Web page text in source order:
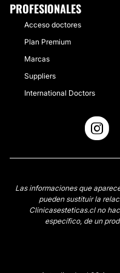
PROFESIONALES
Acceso doctores
Plan Premium
Marcas
Suppliers
International Doctors
Las informaciones que
pueden sustituir la
Clinicasesteticas.cl no
específico, de un